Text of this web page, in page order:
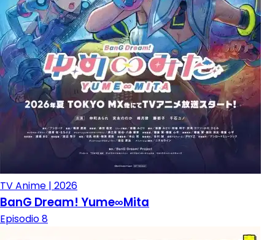
TV Anime | 2026
BanG Dream! Yume∞Mita
Episodio 8